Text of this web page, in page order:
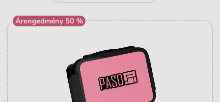
Árengedmény 50 %